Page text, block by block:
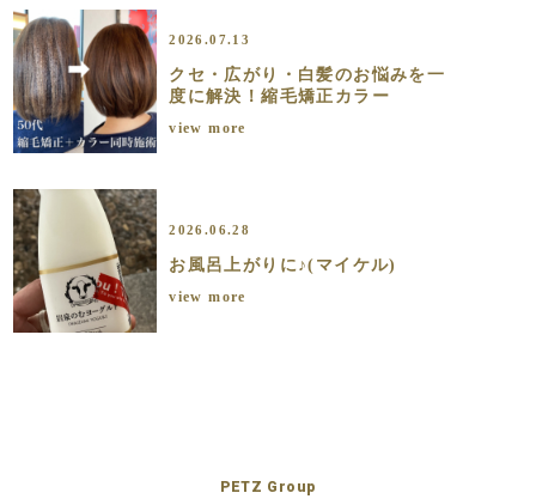
2026.07.13
クセ・広がり・白髪のお悩みを一
度に解決！縮毛矯正カラー
view more
2026.06.28
お風呂上がりに♪(マイケル)
view more
PETZ Group